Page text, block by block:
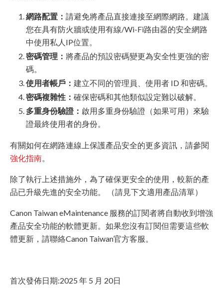
網路配置： 請避免將產品直接連接至網際網路。建議
您在具有防火牆或使用有線/Wi-Fi路由器的安全網路
中使用私人IP位置。
密碼管理： 將產品的預設密碼變更為安全性更強的密
碼。
使用者帳戶： 建立不同的管理員、使用者 ID 和密碼。
密碼複雜性： 確保密碼和其他類似設定難以破解。
多重身份驗證： 啟用多重身份驗證（如果可用）來驗
證最終使用者的身份。
有關如何在網路連線上保護產品安全的更多資訊，請參閱
強化指南。
除了執行上述措施外，為了確保更安全的使用，較新的產
品已升級先進的安全功能。 （請見下文適用產品清單）
Canon Taiwan eMaintenance 服務的訂閱者將自動收到增強
產品安全功能的軟體更新。如果您沒有訂閱但需要這些軟
體更新，請聯絡Canon Taiwan官方客服。
首次發佈日期:2025 年 5 月 20日